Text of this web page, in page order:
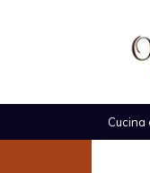
Cucina